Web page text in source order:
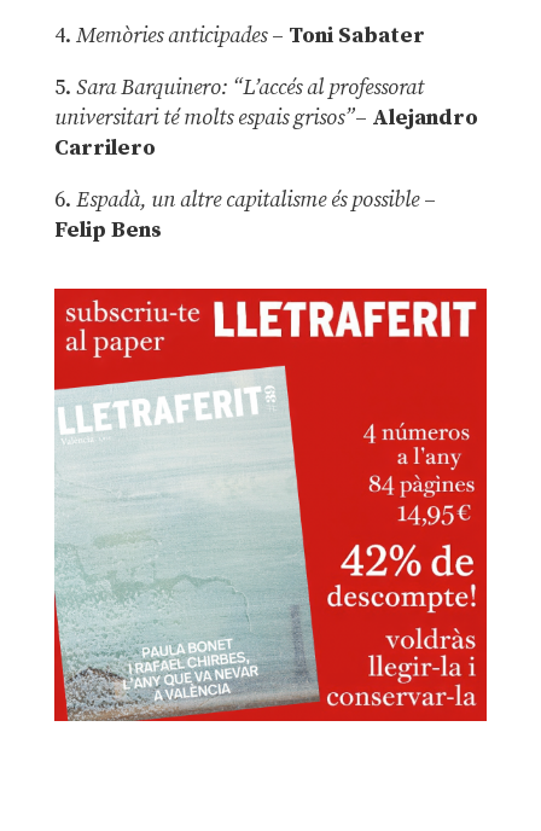
4. Memòries anticipades– Toni Sabater
5. Sara Barquinero: “L’accés al professorat
universitari té molts espais grisos”– Alejandro
Carrilero
6. Espadà, un altre capitalisme és possible –
Felip Bens